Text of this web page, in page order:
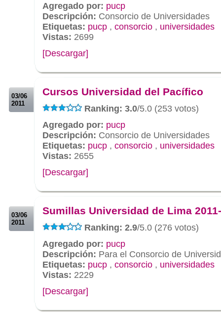
Agregado por: pucp
Descripción: Consorcio de Universidades
Etiquetas: pucp , consorcio , universidades
Vistas: 2699
[Descargar]
03/06
2011
Cursos Universidad del Pacífico
Ranking: 3.0/5.0 (253 votos)
Agregado por: pucp
Descripción: Consorcio de Universidades
Etiquetas: pucp , consorcio , universidades
Vistas: 2655
[Descargar]
03/06
2011
Sumillas Universidad de Lima
Ranking: 2.9/5.0 (276 votos)
Agregado por: pucp
Descripción: Para el Consorcio de
Etiquetas: pucp , consorcio , universidades
Vistas: 2229
[Descargar]